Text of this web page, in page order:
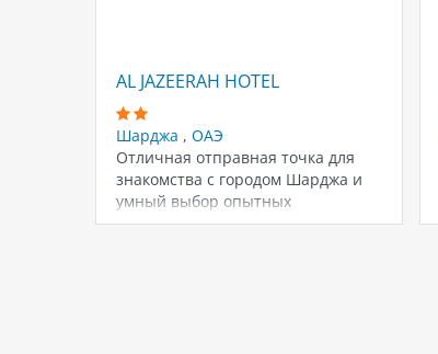
AL JAZEERAH HOTEL
Шарджа , ОАЭ
Отличная отправная точка для
знакомства с городом Шарджа и
умный выбор опытных
путешественников. Гости могут…